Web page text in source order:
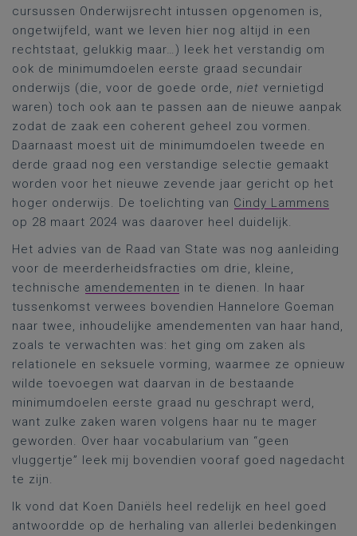
cursussen Onderwijsrecht intussen opgenomen is,
ongetwijfeld, want we leven hier nog altijd in een
rechtstaat, gelukkig maar…) leek het verstandig om
ook de minimumdoelen eerste graad secundair
onderwijs (die, voor de goede orde, niet vernietigd
waren) toch ook aan te passen aan de nieuwe aanpak
zodat de zaak een coherent geheel zou vormen.
Daarnaast moest uit de minimumdoelen tweede en
derde graad nog een verstandige selectie gemaakt
worden voor het nieuwe zevende jaar gericht op het
hoger onderwijs. De toelichting van Cindy Lammens
op 28 maart 2024 was daarover heel duidelijk.
Het advies van de Raad van State was nog aanleiding
voor de meerderheidsfracties om drie, kleine,
technische amendementen in te dienen. In haar
tussenkomst verwees bovendien Hannelore Goeman
naar twee, inhoudelijke amendementen van haar hand,
zoals te verwachten was: het ging om zaken als
relationele en seksuele vorming, waarmee ze opnieuw
wilde toevoegen wat daarvan in de bestaande
minimumdoelen eerste graad nu geschrapt werd,
want zulke zaken waren volgens haar nu te mager
geworden. Over haar vocabularium van “geen
vluggertje” leek mij bovendien vooraf goed nagedacht
te zijn.
Ik vond dat Koen Daniëls heel redelijk en heel goed
antwoordde op de herhaling van allerlei bedenkingen